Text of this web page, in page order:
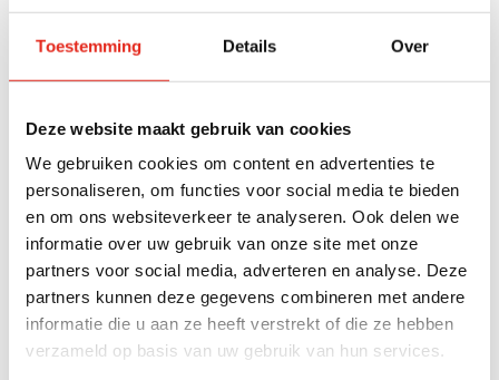
Toestemming Details Over
Deze website maakt gebruik van cookies
We gebruiken cookies om content en advertenties te
personaliseren, om functies voor social media te bieden
en om ons websiteverkeer te analyseren. Ook delen we
informatie over uw gebruik van onze site met onze
partners voor social media, adverteren en analyse. Deze
partners kunnen deze gegevens combineren met andere
informatie die u aan ze heeft verstrekt of die ze hebben
verzameld op basis van uw gebruik van hun services.
en samen optrekken. Een plek waar je thuiskomt en
waar iedereen welkom is. Je hoort erbij. Je wordt
gezien. Voel je thuis!
Weekprogramma
Maandag 10:00 - 12:00 en 12:30 - 15:00 inloop en
winkel open, elke maandag lunch
Dinsdag 10.00 - 12.00 inloop en winkel open (vanaf
26 september)
Woensdag 10:00 - 12:00 en 12:30 - 15:00 inloop en
winkel open
Donderdag 10:00 - 12:00 en 12:30 - 15:00 inloop en